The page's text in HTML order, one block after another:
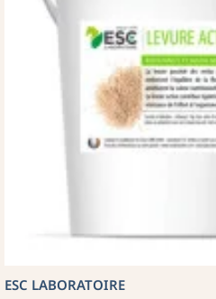
ESC LABORATOIRE